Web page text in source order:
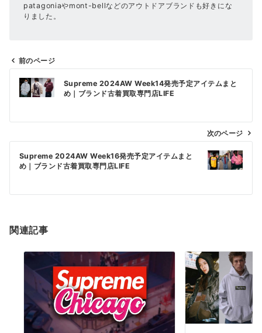
patagoniaやmont-bellなどのアウトドアブランドも好きにな
りました。
投
ビ
ゲ
ー
前のページ
Supreme 2024AW Week14発売予定アイテムまと
め｜ブランド古着買取専門店LIFE
次のページ
Supreme 2024AW Week16発売予定アイテムまと
め｜ブランド古着買取専門店LIFE
関連記事